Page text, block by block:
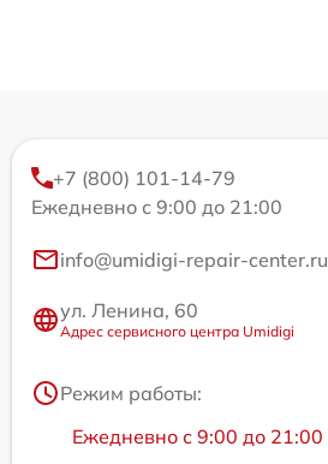
+7 (800) 101-14-79
Ежедневно с 9:00 до 21:00
info@umidigi-repair-center.ru
ул. Ленина, 60
Адрес сервисного центра Umidigi
Режим работы:
Ежедневно с 9:00 до 21:00